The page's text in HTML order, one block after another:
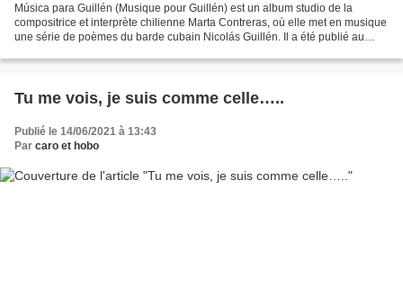
Música para Guillén (Musique pour Guillén) est un album studio de la
compositrice et interprète chilienne Marta Contreras, où elle met en musique
une série de poèmes du barde cubain Nicolás Guillén. Il a été publié au
Tu me vois, je suis comme celle…..
Publié le 14/06/2021 à 13:43
Par caro et hobo